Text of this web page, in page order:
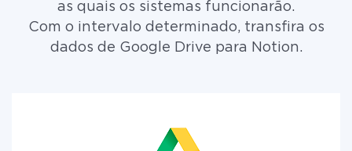
as quais os sistemas funcionarão.
Com o intervalo determinado, transfira os
dados de Google Drive para Notion.